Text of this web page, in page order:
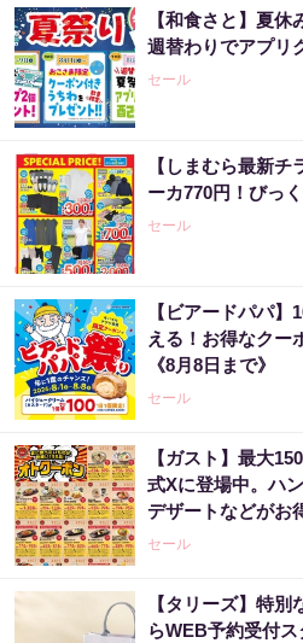
【和食さと】夏休
週替わりでアプリ
セール
【しまむら最新
ーカ770円！びっ
セール
【ビアードパパ
える！お得なクー
《8月8日まで》
セール
【ガスト】最大
式Xに登場中。ハ
デザートなどがお
セール
【タリーズ】特
らWEB予約受付